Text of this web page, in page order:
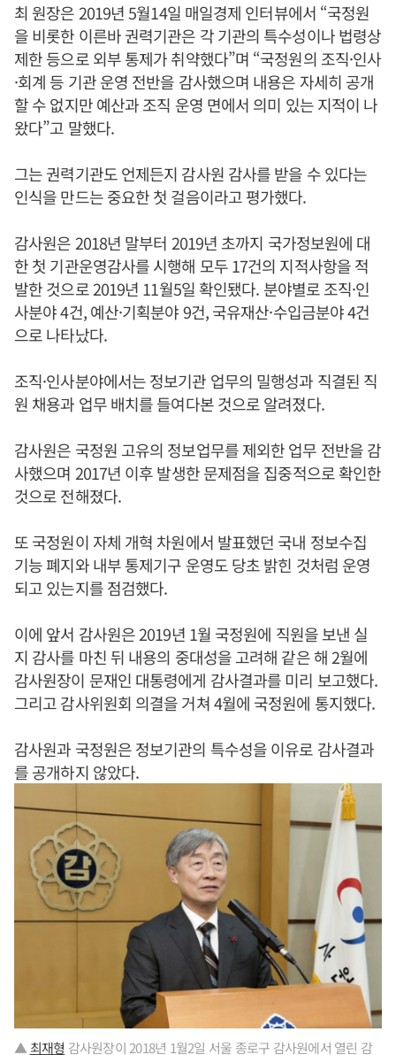
최 원장은 2019년 5월14일 매일경제 인터뷰에서 “국정원
을 비롯한 이른바 권력기관은 각 기관의 특수성이나 법령상
제한 등으로 외부 통제가 취약했다”며 “국정원의 조직·인사
·회계 등 기관 운영 전반을 감사했으며 내용은 자세히 공개
할 수 없지만 예산과 조직 운영 면에서 의미 있는 지적이 나
왔다”고 말했다.
그는 권력기관도 언제든지 감사원 감사를 받을 수 있다는
인식을 만드는 중요한 첫 걸음이라고 평가했다.
감사원은 2018년 말부터 2019년 초까지 국가정보원에 대
한 첫 기관운영감사를 시행해 모두 17건의 지적사항을 적
발한 것으로 2019년 11월5일 확인됐다. 분야별로 조직·인
사분야 4건, 예산·기획분야 9건, 국유재산·수입금분야 4건
으로 나타났다.
조직·인사분야에서는 정보기관 업무의 밀행성과 직결된 직
원 채용과 업무 배치를 들여다본 것으로 알려졌다.
감사원은 국정원 고유의 정보업무를 제외한 업무 전반을 감
사했으며 2017년 이후 발생한 문제점을 집중적으로 확인한
것으로 전해졌다.
또 국정원이 자체 개혁 차원에서 발표했던 국내 정보수집
기능 폐지와 내부 통제기구 운영도 당초 밝힌 것처럼 운영
되고 있는지를 점검했다.
이에 앞서 감사원은 2019년 1월 국정원에 직원을 보낸 실
지 감사를 마친 뒤 내용의 중대성을 고려해 같은 해 2월에
감사원장이 문재인 대통령에게 감사결과를 미리 보고했다.
그리고 감사위원회 의결을 거쳐 4월에 국정원에 통지했다.
감사원과 국정원은 정보기관의 특수성을 이유로 감사결과
를 공개하지 않았다.
▲최재형 감사원장이 2018년 1월2일 서울 종로구 감사원에서 열린 감